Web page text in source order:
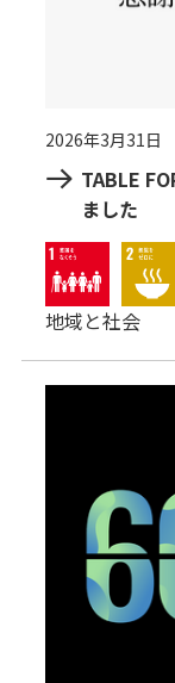
2026年3月31日
TABLE
ました
地域と社会